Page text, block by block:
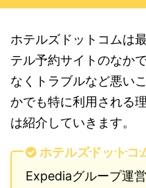
ホテルズドットコムは
テル予約サイトのなか
なくトラブルなど悪い
かでも特に利用される
は紹介していきます。
ホテルズドット
Expediaグループ運